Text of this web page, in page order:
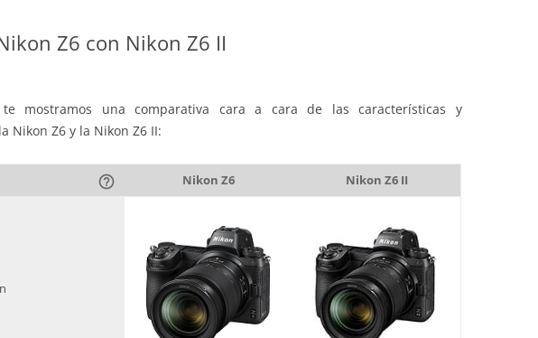
Z6 con Nikon Z6 II
mostramos una comparativa cara a cara de las características y
Nikon Z6 y la Nikon Z6 II:
help_outline Nikon Z6 Nikon Z6 II